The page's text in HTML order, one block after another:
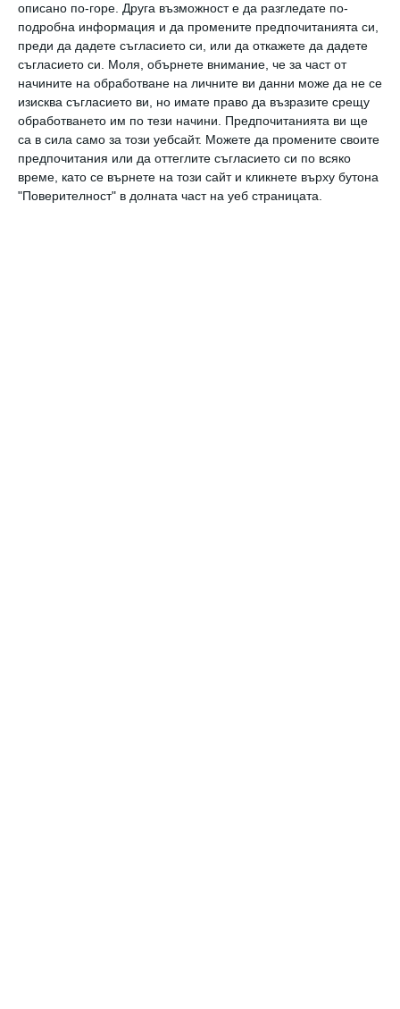
описано по-горе. Друга възможност е да разгледате по-
подробна информация и да промените предпочитанията си,
преди да дадете съгласието си, или да откажете да дадете
съгласието си. Моля, обърнете внимание, че за част от
начините на обработване на личните ви данни може да не се
изисква съгласието ви, но имате право да възразите срещу
обработването им по тези начини. Предпочитанията ви ще
са в сила само за този уебсайт. Можете да промените своите
предпочитания или да оттеглите съгласието си по всяко
време, като се върнете на този сайт и кликнете върху бутона
"Поверителност" в долната част на уеб страницата.
От къде идват детските страхове
Как да помогнем на хлапето да ги пребори, съвети от